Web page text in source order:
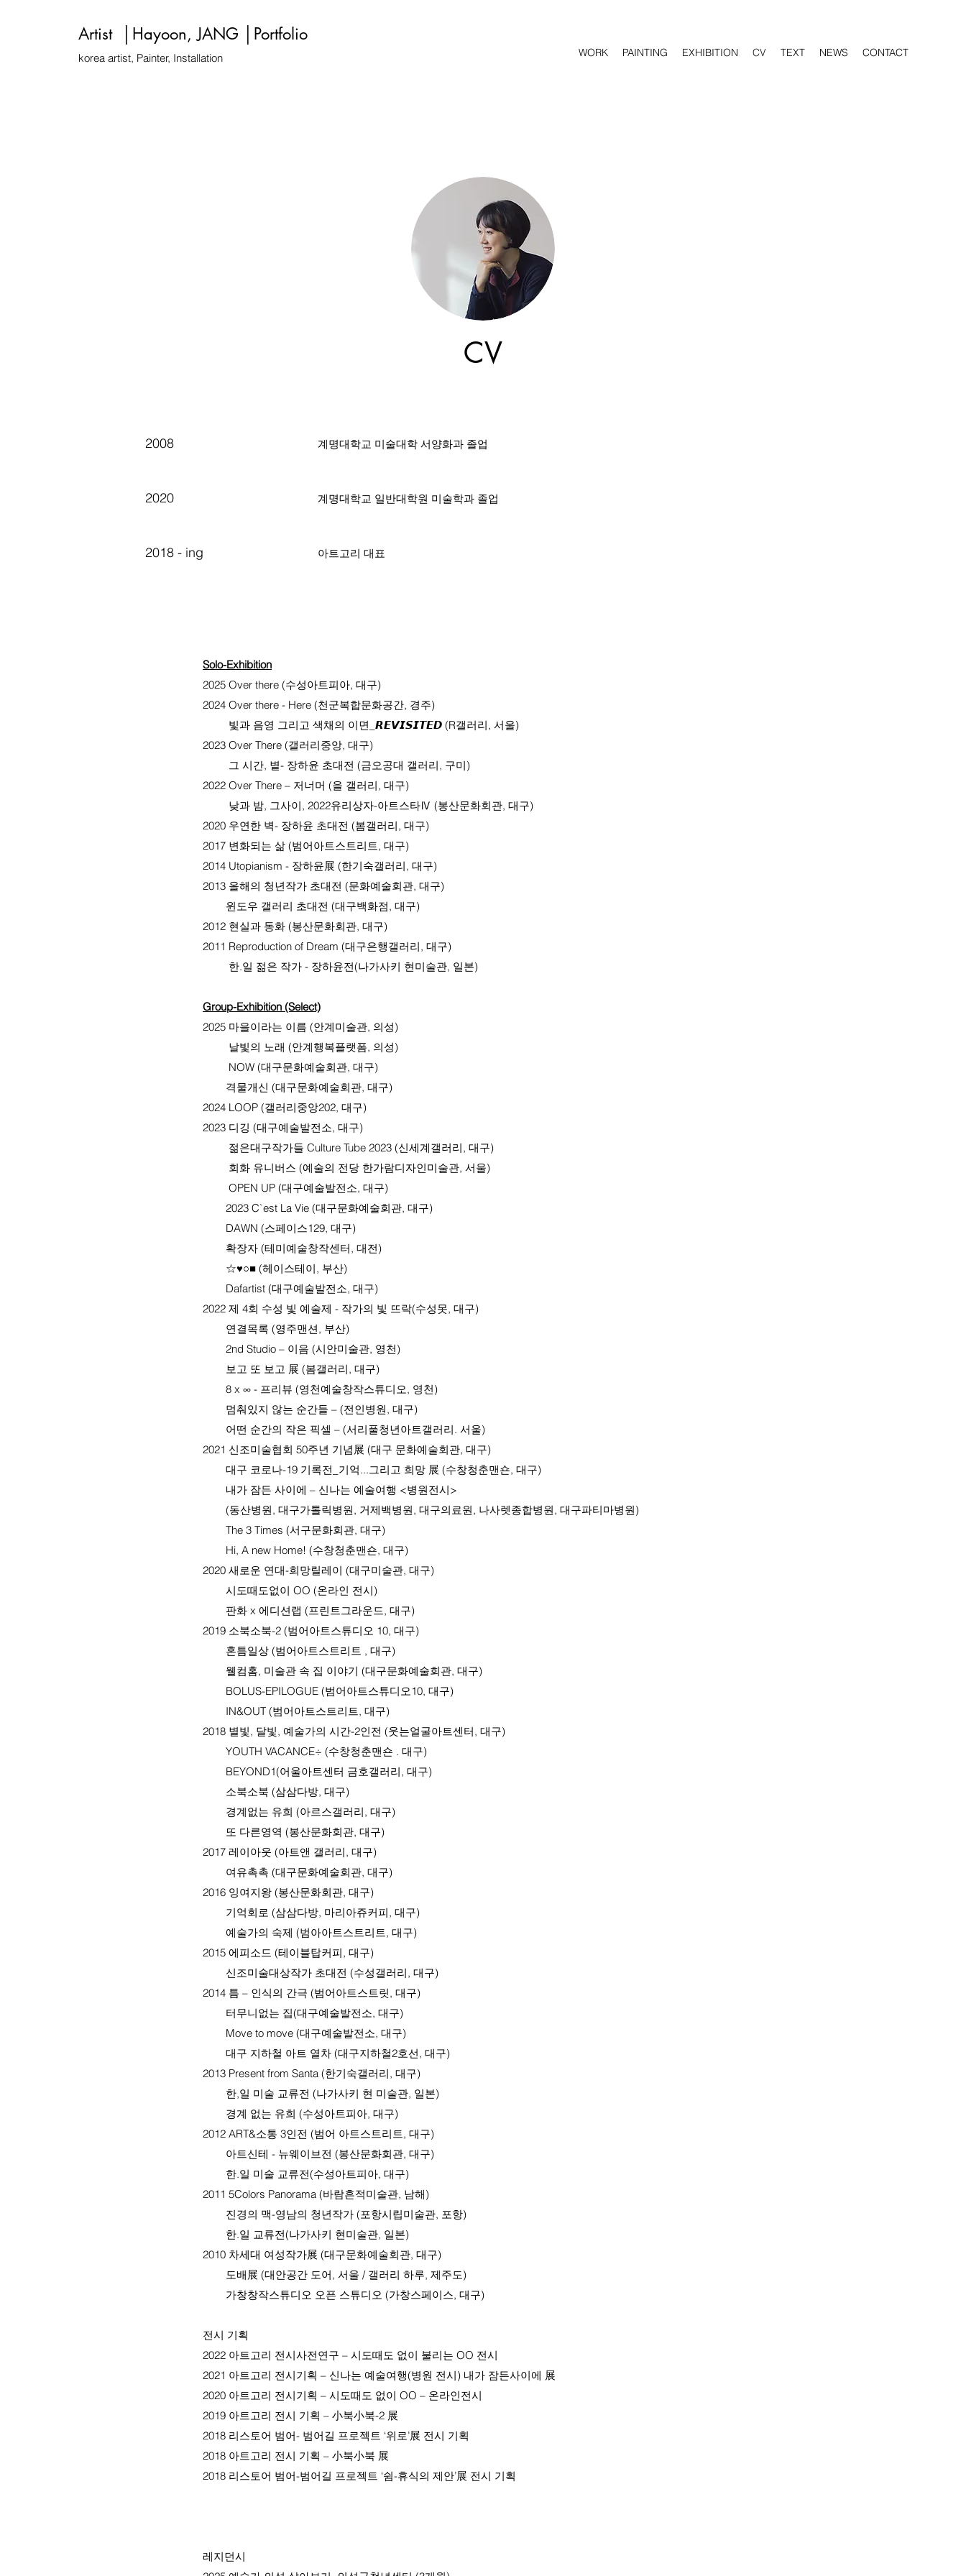
Artist │Hayoon, JANG │Portfolio
korea artist, Painter, Installation WORK PAINTING EXHIBITION CV TEXT NEWS CONTACT
CV
2008 ​계명대학교 미술대학 서양화과 졸업
2020 계명대학교 일반대학원 미술학과 졸업
2018 - ing ​​아트고리 대표
Solo-Exhibition
2025 Over there (수성아트피아, 대구)
2024 Over there - Here (천군복합문화공간, 경주)
빛과 음영 그리고 색채의 이면_𝙍𝙀𝙑𝙄𝙎𝙄𝙏𝙀𝘿 (R갤러리, 서울)
2023 Over There (갤러리중앙, 대구)
그 시간, 볕- 장하윤 초대전 (금오공대 갤러리, 구미)
2022 Over There – 저너머 (을 갤러리, 대구)
낮과 밤, 그사이, 2022유리상자-아트스타Ⅳ (봉산문화회관, 대구)
2020 우연한 벽- 장하윤 초대전 (봄갤러리, 대구)
2017 변화되는 삶 (범어아트스트리트, 대구)
2014 Utopianism - 장하윤展 (한기숙갤러리, 대구)
2013 올해의 청년작가 초대전 (문화예술회관, 대구)
윈도우 갤러리 초대전 (대구백화점, 대구)
2012 현실과 동화 (봉산문화회관, 대구)
2011 Reproduction of Dream (대구은행갤러리, 대구)
한.일 젊은 작가 - 장하윤전(나가사키 현미술관, 일본)
Group-Exhibition (Select)
2025 마을이라는 이름 (안계미술관, 의성)
날빛의 노래 (안계행복플랫폼, 의성)
NOW (대구문화예술회관, 대구)
격물개신 (대구문화예술회관, 대구)
2024 LOOP (갤러리중앙202, 대구)
2023 디깅 (대구예술발전소, 대구)
젊은대구작가들 Culture Tube 2023 (신세계갤러리, 대구)
회화 유니버스 (예술의 전당 한가람디자인미술관, 서울)
OPEN UP (대구예술발전소, 대구)
2023 C`est La Vie (대구문화예술회관, 대구)
DAWN (스페이스129, 대구)
확장자 (테미예술창작센터, 대전)
☆♥○■ (헤이스테이, 부산)
Dafartist (대구예술발전소, 대구)
2022 제 4회 수성 빛 예술제 - 작가의 빛 뜨락(수성못, 대구)
연결목록 (영주맨션, 부산)
2nd Studio – 이음 (시안미술관, 영천)
보고 또 보고 展 (봄갤러리, 대구)
8 x ∞ - 프리뷰 (영천예술창작스튜디오, 영천)
멈춰있지 않는 순간들 – (전인병원, 대구)
어떤 순간의 작은 픽셀 – (서리풀청년아트갤러리. 서울)
2021 신조미술협회 50주년 기념展 (대구 문화예술회관, 대구)
대구 코로나-19 기록전_기억...그리고 희망 展 (수창청춘맨숀, 대구)
내가 잠든 사이에 – 신나는 예술여행 <병원전시>
(동산병원, 대구가톨릭병원, 거제백병원, 대구의료원, 나사렛종합병원, 대구파티마병원)
The 3 Times (서구문화회관, 대구)
Hi, A new Home! (수창청춘맨숀, 대구)
2020 새로운 연대-희망릴레이 (대구미술관, 대구)
시도때도없이 OO (온라인 전시)
판화 x 에디션랩 (프린트그라운드, 대구)
2019 소북소북-2 (범어아트스튜디오 10, 대구)
혼틈일상 (범어아트스트리트 , 대구)
웰컴홈, 미술관 속 집 이야기 (대구문화예술회관, 대구)
BOLUS-EPILOGUE (범어아트스튜디오10, 대구)
IN&OUT (범어아트스트리트, 대구)
2018 별빛, 달빛, 예술가의 시간-2인전 (웃는얼굴아트센터, 대구)
YOUTH VACANCE÷ (수창청춘맨숀 . 대구)
BEYOND1(어울아트센터 금호갤러리, 대구)
소북소북 (삼삼다방, 대구)
경계없는 유희 (아르스갤러리, 대구)
또 다른영역 (봉산문화회관, 대구)
2017 레이아웃 (아트앤 갤러리, 대구)
여유촉촉 (대구문화예술회관, 대구)
2016 잉여지왕 (봉산문화회관, 대구)
기억회로 (삼삼다방, 마리아쥬커피, 대구)
예술가의 숙제 (범아아트스트리트, 대구)
2015 에피소드 (테이블탑커피, 대구)
신조미술대상작가 초대전 (수성갤러리, 대구)
2014 틈 – 인식의 간극 (범어아트스트릿, 대구)
터무니없는 집(대구예술발전소, 대구)
Move to move (대구예술발전소, 대구)
대구 지하철 아트 열차 (대구지하철2호선, 대구)
2013 Present from Santa (한기숙갤러리, 대구)
한,일 미술 교류전 (나가사키 현 미술관, 일본)
경계 없는 유희 (수성아트피아, 대구)
2012 ART&소통 3인전 (범어 아트스트리트, 대구)
아트신테 - 뉴웨이브전 (봉산문화회관, 대구)
한.일 미술 교류전(수성아트피아, 대구)
2011 5Colors Panorama (바람흔적미술관, 남해)
진경의 맥-영남의 청년작가 (포항시립미술관, 포항)
한.일 교류전(나가사키 현미술관, 일본)
2010 차세대 여성작가展 (대구문화예술회관, 대구)
도배展 (대안공간 도어, 서울 / 갤러리 하루, 제주도)
가창창작스튜디오 오픈 스튜디오 (가창스페이스, 대구)
전시 기획
2022 아트고리 전시사전연구 – 시도때도 없이 불리는 OO 전시
2021 아트고리 전시기획 – 신나는 예술여행(병원 전시) 내가 잠든사이에 展
2020 아트고리 전시기획 – 시도때도 없이 OO – 온라인전시
2019 아트고리 전시 기획 – 小북小북-2 展
2018 리스토어 범어- 범어길 프로젝트 ‘위로’展 전시 기획
2018 아트고리 전시 기획 – 小북小북 展
2018 리스토어 범어-범어길 프로젝트 ‘쉼-휴식의 제안’展 전시 기획
레지던시